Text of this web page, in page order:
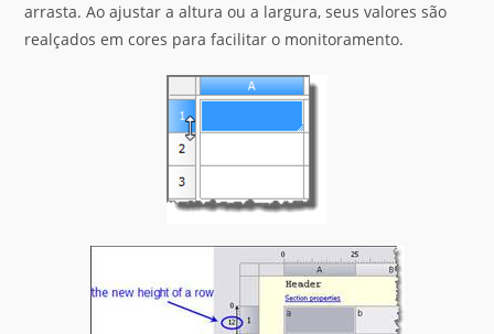
arrasta. Ao ajustar a altura ou a largura, seus valores são
realçados em cores para facilitar o monitoramento.